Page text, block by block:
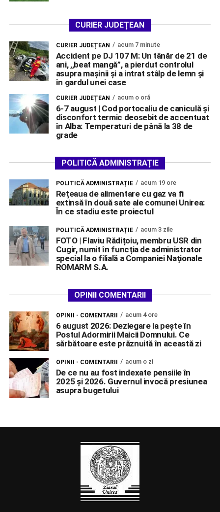
CURIER JUDEȚEAN
CURIER JUDEȚEAN acum 7 minute
Accident pe DJ 107 M: Un tânăr de 21 de
ani, ,,beat mangă”, a pierdut controlul
asupra mașinii și a intrat stâlp de lemn și
în gardul unei case
CURIER JUDEȚEAN acum o oră
6-7 august | Cod portocaliu de caniculă și
disconfort termic deosebit de accentuat
în Alba: Temperaturi de până la 38 de
grade
POLITICĂ ADMINISTRAȚIE
POLITICĂ ADMINISTRAȚIE acum 19 ore
Rețeaua de alimentare cu gaz va fi
extinsă în două sate ale comunei Unirea:
În ce stadiu este proiectul
POLITICĂ ADMINISTRAȚIE acum 3 zile
FOTO | Flaviu Rădițoiu, membru USR din
Cugir, numit în funcția de administrator
special la o filială a Companiei Naționale
ROMARM S.A.
OPINII COMENTARII
OPINII - COMENTARII acum 4 ore
6 august 2026: Dezlegare la pește în
Postul Adormirii Maicii Domnului. Ce
sărbătoare este prăznuită în această zi
OPINII - COMENTARII acum o zi
De ce nu au fost indexate pensiile în
2025 și 2026. Guvernul invocă presiunea
asupra bugetului